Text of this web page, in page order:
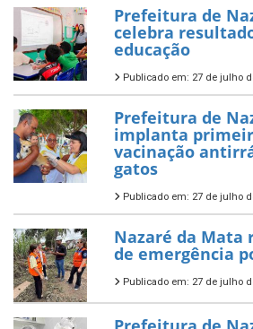
Prefeitura de
celebra
educação
Publicado em: 27 de julho
Prefeitura de
implanta
vacinação
gatos
Publicado em: 27 de julho
Nazaré da Mata
de emergência
Publicado em: 27 de julho